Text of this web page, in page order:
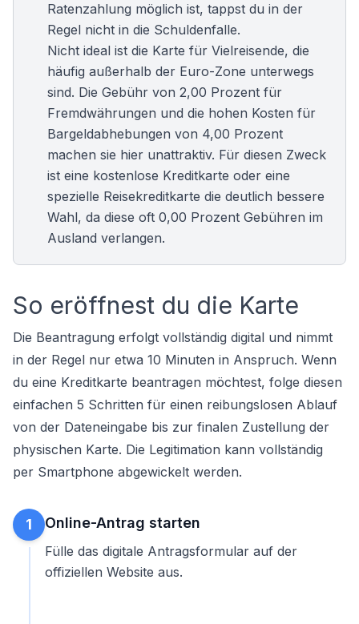
Ratenzahlung möglich ist, tappst du in der
Regel nicht in die Schuldenfalle.
Nicht ideal ist die Karte für Vielreisende, die
häufig außerhalb der Euro-Zone unterwegs
sind. Die Gebühr von 2,00 Prozent für
Fremdwährungen und die hohen Kosten für
Bargeldabhebungen von 4,00 Prozent
machen sie hier unattraktiv. Für diesen Zweck
ist eine kostenlose Kreditkarte oder eine
spezielle Reisekreditkarte die deutlich bessere
Wahl, da diese oft 0,00 Prozent Gebühren im
Ausland verlangen.
So eröffnest du die Karte
Die Beantragung erfolgt vollständig digital und nimmt
in der Regel nur etwa 10 Minuten in Anspruch. Wenn
du eine Kreditkarte beantragen möchtest, folge diesen
einfachen 5 Schritten für einen reibungslosen Ablauf
von der Dateneingabe bis zur finalen Zustellung der
physischen Karte. Die Legitimation kann vollständig
per Smartphone abgewickelt werden.
1 Online-Antrag starten
Fülle das digitale Antragsformular auf der
offiziellen Website aus.